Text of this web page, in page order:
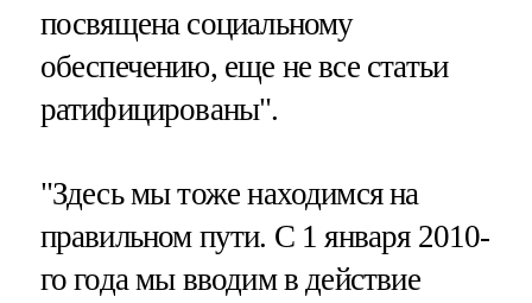
посвящена социальному
обеспечению, еще не все статьи
ратифицированы".
"Здесь мы тоже находимся на
правильном пути. С 1 января 2010-
го года мы вводим в действие